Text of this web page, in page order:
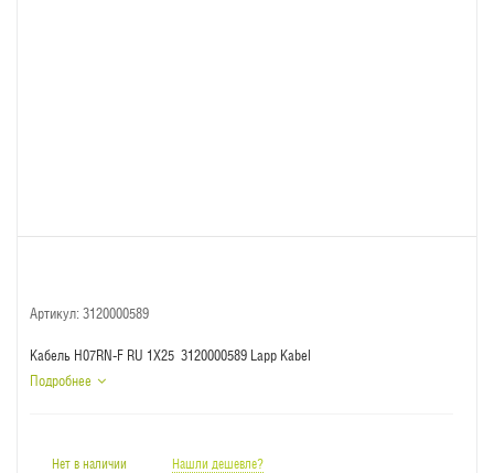
Артикул: 3120000589
Кабель H07RN-F RU 1X25 3120000589 Lapp Kabel
Подробнее
Нет в наличии Нашли дешевле?